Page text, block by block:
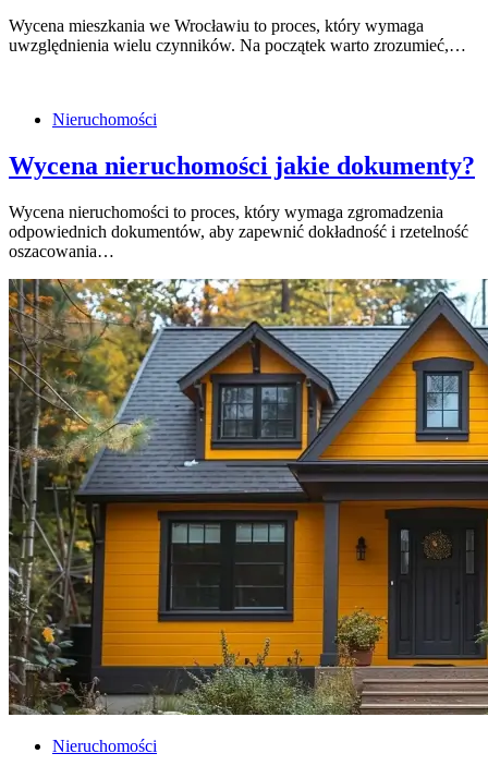
Wycena mieszkania we Wrocławiu to proces, który wymaga
uwzględnienia wielu czynników. Na początek warto zrozumieć,…
Nieruchomości
Wycena nieruchomości jakie dokumenty?
Wycena nieruchomości to proces, który wymaga zgromadzenia
odpowiednich dokumentów, aby zapewnić dokładność i rzetelność
oszacowania…
Nieruchomości